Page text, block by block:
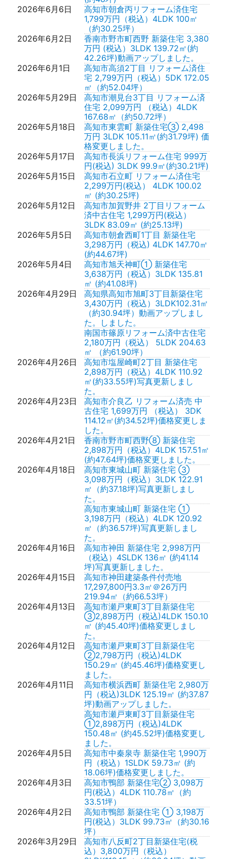
2026年6月6日
高知市朝倉丙リフォーム済住宅
1,799万円（税込）4LDK 100㎡
（約30.25坪）
2026年6月2日
香南市野市町西野 新築住宅 3,380
万円 (税込）3LDK 139.72㎡(約
42.26坪)動画アップしました。
2026年6月1日
高知市高須2丁目 リフォーム済住
宅 2,799万円（税込）5DK 172.05
㎡（約52.04坪）
2026年5月29日
高知市潮見台3丁目 リフォーム済
住宅 2,099万円 （税込）4LDK
167.68㎡（約50.72坪）
2026年5月18日
高知市東雲町 新築住宅③ 2,498
万円 3LDK 105.11㎡(約31.79坪) 価
格変更しました。
2026年5月17日
高知市長浜リフォーム住宅 999万
円(税込) 3LDK 99.9㎡(約30.21坪)
2026年5月15日
高知市石立町 リフォーム済住宅
2,299万円(税込） 4LDK 100.02
㎡ (約30.25坪)
2026年5月12日
高知市加賀野井 2丁目リフォーム
済中古住宅 1,299万円(税込）
3LDK 83.09㎡ (約25.13坪)
2026年5月5日
高知市朝倉西町1丁目 新築住宅
3,298万円（税込) 4LDK 147.70㎡
(約44.67坪)
2026年5月4日
高知市旭天神町① 新築住宅
3,638万円（税込）3LDK 135.81
㎡ (約41.08坪)
2026年4月29日
高知県高知市旭町3丁目新築住宅
3,430万円（税込）3LDK102.31㎡
（約30.94坪）動画アップしまし
た。しました。
南国市篠原リフォーム済中古住宅
2,180万円（税込） 5LDK 204.63
㎡ （約61.90坪）
2026年4月26日
高知市塩屋崎町2丁目 新築住宅
2,898万円（税込）4LDK 110.92
㎡(約33.55坪)写真更新しまし
た。
2026年4月23日
高知市介良乙 リフォーム済売 中
古住宅 1,699万円 （税込） 3DK
114.12㎡(約34.52坪)価格変更しま
した。
2026年4月21日
香南市野市町西野⑧ 新築住宅
2,898万円（税込）4LDK 157.51㎡
(約47.64坪)価格変更しました。
2026年4月18日
高知市東城山町 新築住宅 ③
3,098万円（税込）3LDK 122.91
㎡（約37.18坪)写真更新しまし
た。
高知市東城山町 新築住宅 ①
3,198万円（税込）4LDK 120.92
㎡（約36.57坪)写真更新しまし
た。
2026年4月16日
高知市神田 新築住宅 2,998万円
（税込）4SLDK 136㎡ (約41.14
坪)写真更新しました。
2026年4月15日
高知市神田建築条件付売地
17,297,800円3.3㎡＠26万円
219.94㎡（約66.53坪）
2026年4月13日
高知市瀬戸東町3丁目新築住宅
③2,898万円（税込)4LDK 150.10
㎡ (約45.40坪)価格変更しまし
た。
2026年4月12日
高知市瀬戸東町3丁目新築住宅
②2,798万円（税込)4LDK
150.29㎡ (約45.46坪)価格変更し
ました。
2026年4月11日
高知市横浜西町 新築住宅 2,980万
円（税込)3LDK 125.19㎡ (約37.87
坪)動画アップしました。
高知市瀬戸東町3丁目新築住宅
①2,898万円（税込)4LDK
150.48㎡ (約45.52坪)価格変更し
ました。
2026年4月5日
高知市中秦泉寺 新築住宅 1,990万
円（税込）1SLDK 59.73㎡ (約
18.06坪)価格変更しました。
2026年4月3日
高知市鴨部 新築住宅② 3,098万
円(税込）4LDK 110.78㎡（約
33.51坪）
2026年4月2日
高知市鴨部 新築住宅 ① 3,198万
円(税込）3LDK 99.73㎡（約30.16
坪）
2026年3月29日
高知市八反町2丁目新築住宅(税
込）3,800万円（税込）